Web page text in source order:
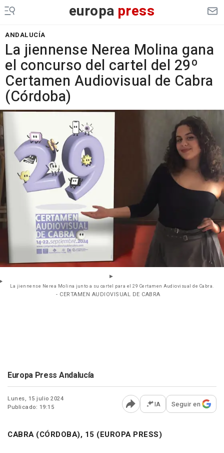
europa press
ANDALUCÍA
La jiennense Nerea Molina gana
el concurso del cartel del 29º
Certamen Audiovisual de Cabra
(Córdoba)
La jiennense Nerea Molina junto a su cartel para el 29 Certamen Audiovisual de Cabra.
- CERTAMEN AUDIOVISUAL DE CABRA
Europa Press Andalucía
Lunes, 15 julio 2024
Publicado: 19:15
Abrir opciones para
IA Seguir en
CABRA (CÓRDOBA), 15 (EUROPA PRESS)